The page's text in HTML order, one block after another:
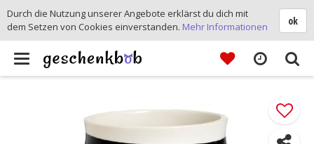
Toggle
ok
Durch die Nutzung unserer Angebote erklärst du dich mit
dem Setzen von Cookies einverstanden. Mehr Informationen